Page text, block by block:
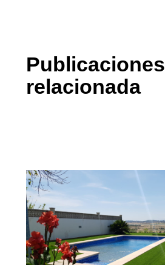
Publicaciones
relacionada